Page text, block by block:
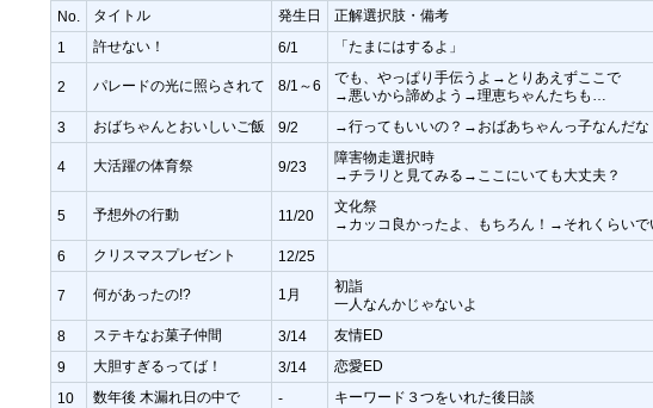
No. タイトル 発生日 正解選択肢・備考
1 許せない！ 6/1 「たまにはするよ」
2 パレードの光に照らされて 8/1～6
でも、やっぱり手伝うよ→とりあえずここで
→悪いから諦めよう→理恵ちゃんたちも…
3 おばちゃんとおいしいご飯 9/2 →行ってもいいの？→おばあちゃんっ子なんだな
4 大活躍の体育祭 9/23
障害物走選択時
→チラリと見てみる→ここにいても大丈夫？
5 予想外の行動 11/20
文化祭
→カッコ良かったよ、もちろん！→それくらい
6 クリスマスプレゼント 12/25
7 何があったの!? 1月
初詣
一人なんかじゃないよ
8 ステキなお菓子仲間 3/14 友情ED
9 大胆すぎるってば！ 3/14 恋愛ED
10 数年後 木漏れ日の中で - キーワード３つをいれた後日談